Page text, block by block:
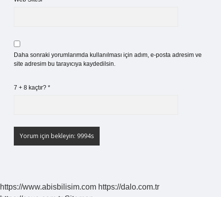
Daha sonraki yorumlarımda kullanılması için adım, e-posta adresim ve
site adresim bu tarayıcıya kaydedilsin.
7 + 8 kaçtır? *
https://www.abisbilisim.com https://dalo.com.tr